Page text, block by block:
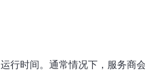
行时间。通常情况下，服务商